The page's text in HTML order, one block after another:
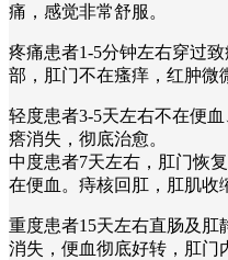
痛，感觉非常舒服。
疼痛患者1-5分钟左右穿过
部，肛门不在瘙痒，红肿微
轻度患者3-5天左右不在便
瘩消失，彻底治愈。
中度患者7天左右，肛门恢
在便血。痔核回肛，肛肌收
重度患者15天左右直肠及肛
消失，便血彻底好转，肛门